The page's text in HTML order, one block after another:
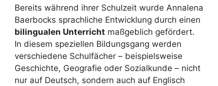
Bereits während ihrer Schulzeit wurde Annalena
Baerbocks sprachliche Entwicklung durch einen
bilingualen Unterricht maßgeblich gefördert.
In diesem speziellen Bildungsgang werden
verschiedene Schulfächer – beispielsweise
Geschichte, Geografie oder Sozialkunde – nicht
nur auf Deutsch, sondern auch auf Englisch